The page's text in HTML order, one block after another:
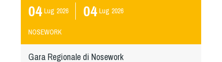
04 Lug 2026 04 Lug 2026
NOSEWORK
Gara Regionale di Nosework